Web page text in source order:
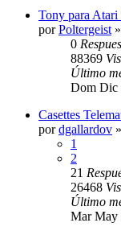
Tony para Atari
porPoltergeist »
0
88369
Último
Dom Dic
Casettes
pordgallardov »
1
2
21
26468
Último
Mar May